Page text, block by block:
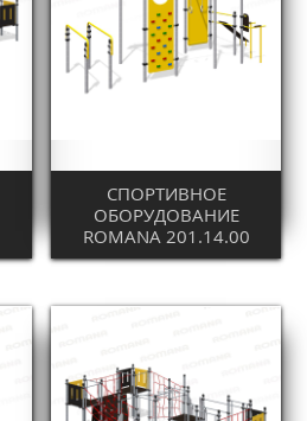
СПОРТИВНОЕ
ОБОРУДОВАНИЕ
ROMANA 201.14.00